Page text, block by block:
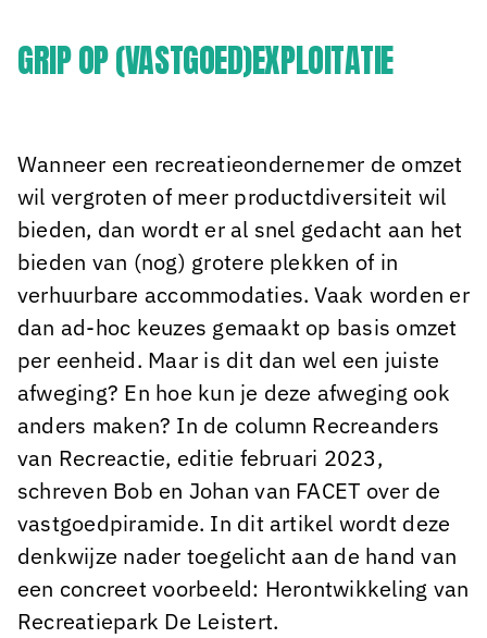
GRIP OP (VASTGOED)EXPLOITATIE
Wanneer een recreatieondernemer de omzet
wil vergroten of meer productdiversiteit wil
bieden, dan wordt er al snel gedacht aan het
bieden van (nog) grotere plekken of in
verhuurbare accommodaties. Vaak worden er
dan ad-hoc keuzes gemaakt op basis omzet
per eenheid. Maar is dit dan wel een juiste
afweging? En hoe kun je deze afweging ook
anders maken? In de column Recreanders
van Recreactie, editie februari 2023,
schreven Bob en Johan van FACET over de
vastgoedpiramide. In dit artikel wordt deze
denkwijze nader toegelicht aan de hand van
een concreet voorbeeld: Herontwikkeling van
Recreatiepark De Leistert.